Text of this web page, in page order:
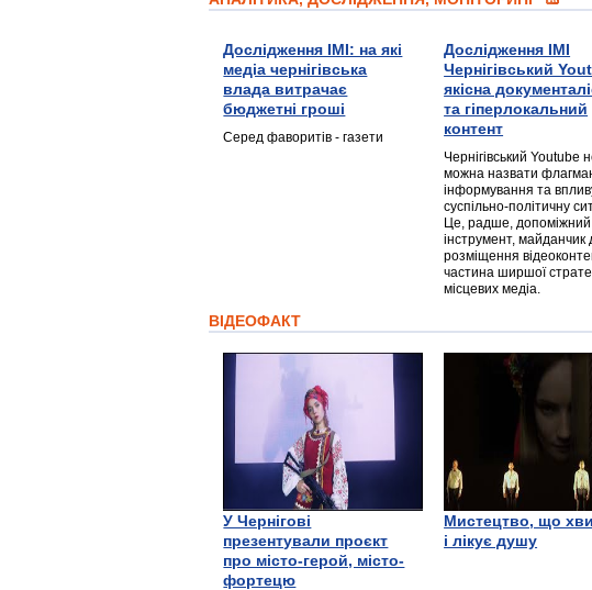
Дослідження ІМІ: на які
медіа чернігівська
влада витрачає
бюджетні гроші
Серед фаворитів - газети
Дослідження ІМІ
Чернігівський
якісна
та гіперлокальний
контент
Чернігівський Youtube
можна назвати
інформування та
суспільно-політичну
Це, радше, допоміжний
інструмент, майданчик
розміщення
частина ширшої
місцевих медіа.
ВІДЕОФАКТ
У Чернігові
презентували проєкт
про місто-герой, місто-
фортецю
Мистецтво, що
і лікує душу